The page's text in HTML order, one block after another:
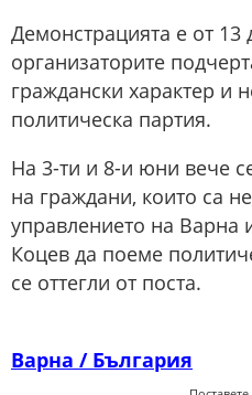
Демонстрацията е от 13
организаторите
граждански характер и
политическа партия.
На 3-ти и 8-и юни вече
на граждани, които са
управлението на Варна
Коцев да поеме
се оттегли от поста.
Варна / България